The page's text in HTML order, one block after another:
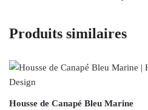
Produits similaires
Housse de Canapé Bleu Marine